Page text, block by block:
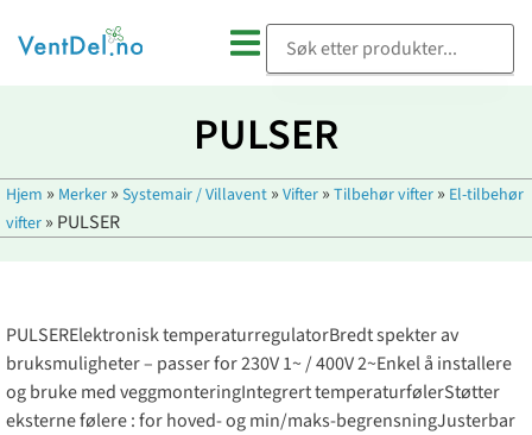
PULSER
Hjem » Merker » Systemair / Villavent » Vifter » Tilbehør vifter » El-tilbehør
vifter » PULSER
PULSERElektronisk temperaturregulatorBredt spekter av
bruksmuligheter – passer for 230V 1~ / 400V 2~Enkel å installere
og bruke med veggmonteringIntegrert temperaturfølerStøtter
eksterne følere : for hoved- og min/maks-begrensningJusterbar